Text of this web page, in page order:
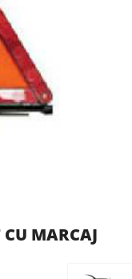
MARCAJ